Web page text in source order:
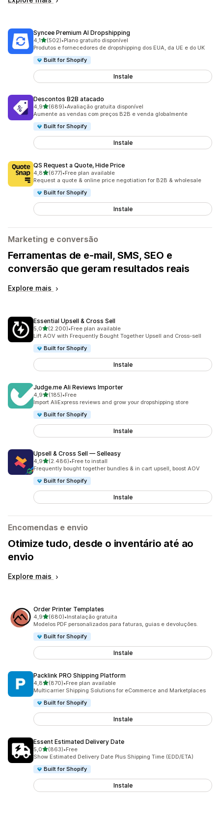
Syncee Premium AI Dropshipping
4,1de 5 estrelas
(502)
502 total de avaliações
•Plano gratuito disponível
Produtos e fornecedores de dropshipping dos EUA, da UE e do UK
Built for Shopify
Instale
Descontos B2B atacado
4,9de 5 estrelas
(689)
689 total de avaliações
•Avaliação gratuita disponível
Aumente as vendas com preços B2B e venda globalmente
Built for Shopify
Instale
QS Request a Quote, Hide Price
4,8de 5 estrelas
(677)
677 total de avaliações
•Free plan available
Request a quote & online price negotiation for B2B & wholesale
Built for Shopify
Instale
Marketing e conversão
Ferramentas de e-mail, SMS, SEO e
conversão que geram resultados reais
Explore mais
Essential Upsell & Cross Sell
5,0de 5 estrelas
(2.200)
2200 total de avaliações
•Free plan available
Lift AOV with Frequently Bought Together Upsell and Cross-sell
Built for Shopify
Instale
Judge.me Ali Reviews Importer
4,9de 5 estrelas
(185)
185 total de avaliações
•Free
Import AliExpress reviews and grow your dropshipping store
Built for Shopify
Instale
Upsell & Cross Sell — Selleasy
4,9de 5 estrelas
(2.486)
2486 total de avaliações
•Free to install
Frequently bought together bundles & in cart upsell, boost AOV
Built for Shopify
Instale
Encomendas e envio
Otimize tudo, desde o inventário até ao
envio
Explore mais
Order Printer Templates
4,9de 5 estrelas
(680)
680 total de avaliações
•Instalação gratuita
Modelos PDF personalizados para faturas, guias e devoluções.
Built for Shopify
Instale
Packlink PRO Shipping Platform
4,8de 5 estrelas
(870)
870 total de avaliações
•Free plan available
Multicarrier Shipping Solutions for eCommerce and Marketplaces
Built for Shopify
Instale
Essent Estimated Delivery Date
5,0de 5 estrelas
(863)
863 total de avaliações
•Free
Show Estimated Delivery Date Plus Shipping Time (EDD/ETA)
Built for Shopify
Instale